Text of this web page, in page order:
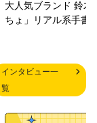
大人気ブランド 鈴木
ちょ」リアル系手書
インタビュー一
覧